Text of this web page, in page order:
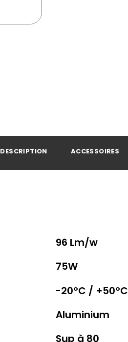
DESCRIPTION ACCESSOIRES
96 Lm/w
75W
-20°C / +50°C
Aluminium
Sup à 80